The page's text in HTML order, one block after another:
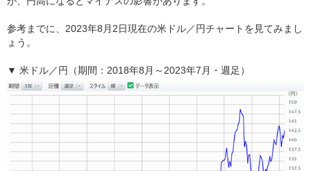
参考までに、2023年8月2日現在の米ドル／円チャートを見てみまし
ょう。
▼ 米ドル／円（期間：2018年8月～2023年7月・週足）